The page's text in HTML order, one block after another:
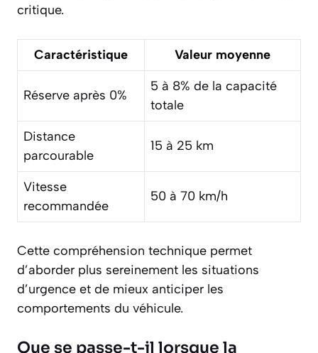
critique.
Caractéristique Valeur moyenne
Réserve après 0%
5 à 8% de la capacité
totale
Distance
parcourable
15 à 25 km
Vitesse
recommandée
50 à 70 km/h
Cette compréhension technique permet
d’aborder plus sereinement les situations
d’urgence et de mieux anticiper les
comportements du véhicule.
Que se passe-t-il lorsque la